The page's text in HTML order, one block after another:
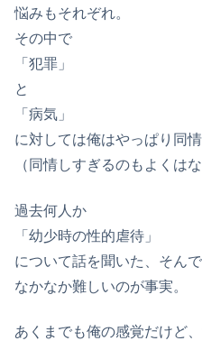
悩みもそれぞれ。
その中で
「犯罪」
と
「病気」
に対しては俺はやっぱり同情
（同情しすぎるのもよくは
過去何人か
「幼少時の性的虐待」
について話を聞いた、そん
なかなか難しいのが事実。
あくまでも俺の感覚だけど